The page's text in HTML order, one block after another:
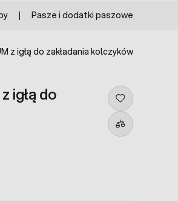
Pasze i dodatki paszowe
z igłą do zakładania kolczyków
igłą do